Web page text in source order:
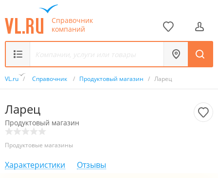
Справочник
компаний
VL.ru / Справочник / Продуктовый магазин / Ларец
Ларец
Продуктовый магазин
Продуктовые магазины
Характеристики Отзывы